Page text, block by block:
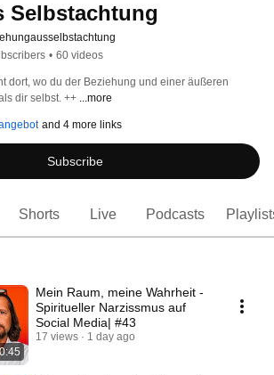
Selbstachtung
• 60 videos
dort, wo du der Beziehung und einer äußeren
dir selbst. ++ ...more
and 4 more links
Subscribe
Shorts Live Podcasts
Mein Raum, meine Wahrheit -
Spiritueller Narzissmus auf
Social Media| #43
17 views 1 day ago